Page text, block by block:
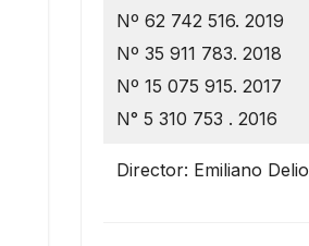
Nº 62 742 516. 2019
Nº 35 911 783. 2018
Nº 15 075 915. 2017
N° 5 310 753 . 2016
Director: Emiliano Delio